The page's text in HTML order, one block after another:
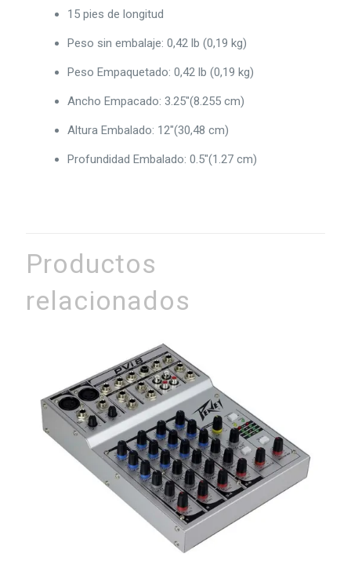
15 pies de longitud
Peso sin embalaje: 0,42 lb (0,19 kg)
Peso Empaquetado: 0,42 lb (0,19 kg)
Ancho Empacado: 3.25″(8.255 cm)
Altura Embalado: 12″(30,48 cm)
Profundidad Embalado: 0.5″(1.27 cm)
Productos
relacionados